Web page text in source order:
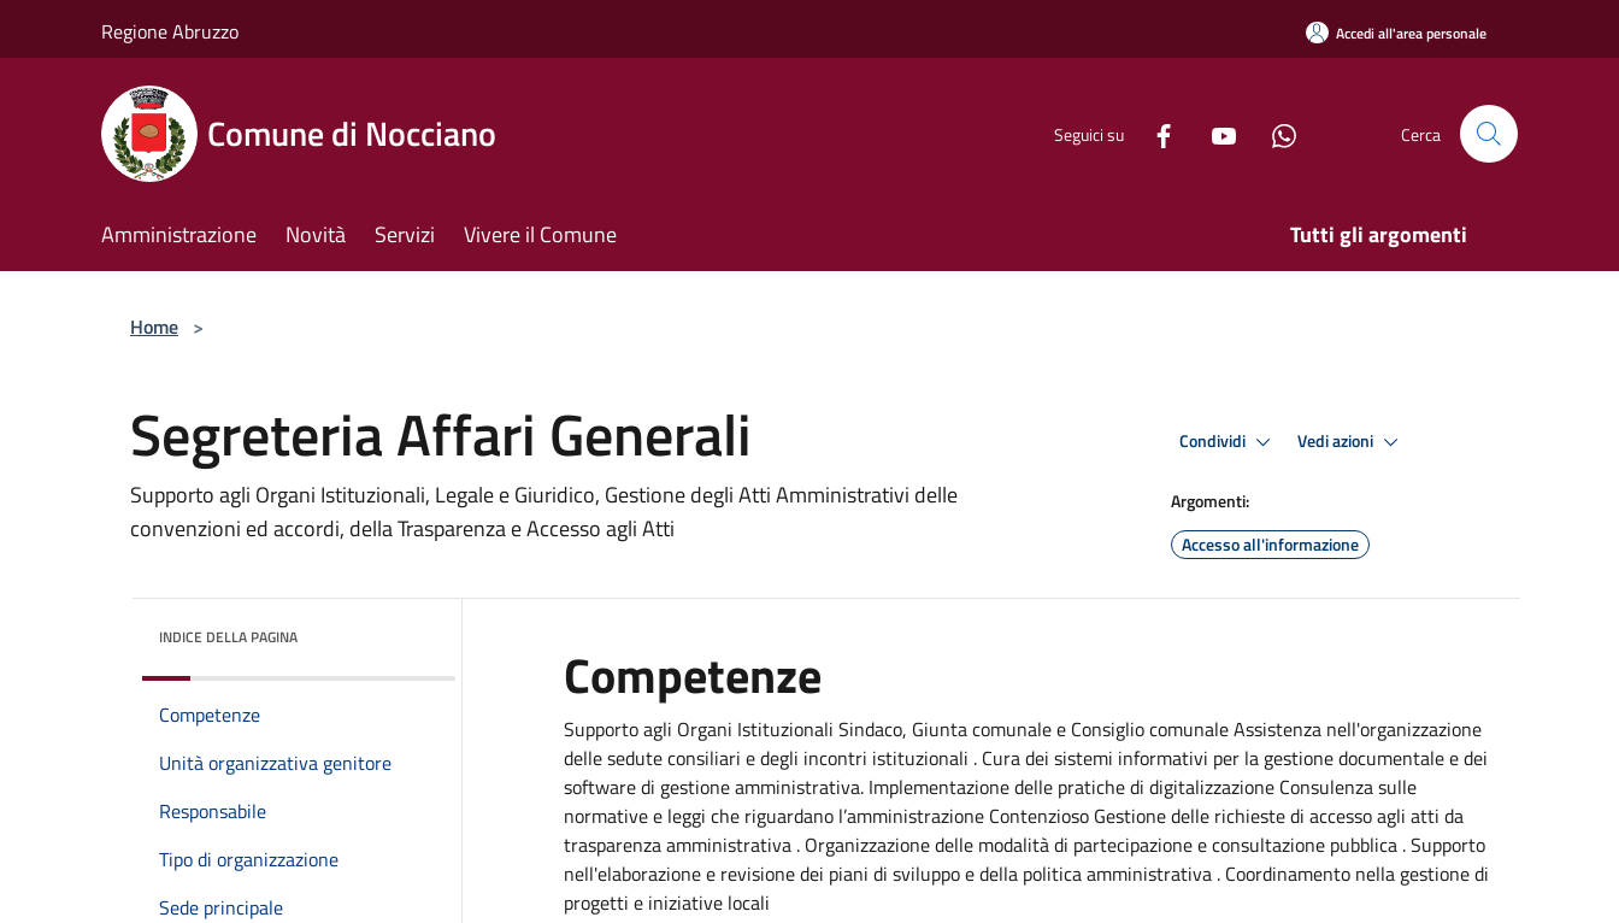
Regione Abruzzo Accedi all'area personale
Comune di Nocciano Seguici su Cerca
Amministrazione Novità Servizi Vivere il Comune Tutti gli argomenti
Home >
Segreteria Affari Generali
Supporto agli Organi Istituzionali, Legale e Giuridico, Gestione degli Atti Amministrativi delle
convenzioni ed accordi, della Trasparenza e Accesso agli Atti
Condividi Vedi azioni
Argomenti:
Accesso all'informazione
INDICE DELLA PAGINA
Competenze
Unità organizzativa genitore
Responsabile
Tipo di organizzazione
Sede principale
Competenze
Supporto agli Organi Istituzionali Sindaco, Giunta comunale e Consiglio comunale Assistenza nell'organizzazione
delle sedute consiliari e degli incontri istituzionali . Cura dei sistemi informativi per la gestione documentale e dei
software di gestione amministrativa. Implementazione delle pratiche di digitalizzazione Consulenza sulle
normative e leggi che riguardano l’amministrazione Contenzioso Gestione delle richieste di accesso agli atti da
trasparenza amministrativa . Organizzazione delle modalità di partecipazione e consultazione pubblica . Supporto
nell'elaborazione e revisione dei piani di sviluppo e della politica amministrativa . Coordinamento nella gestione di
progetti e iniziative locali